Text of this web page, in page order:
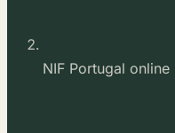
NIF Portugal online